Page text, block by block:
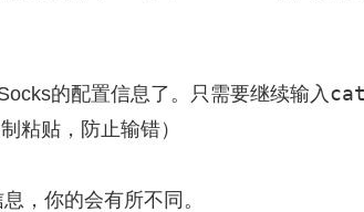
的配置信息了。只需要继续输入 cat
粘贴，防止输错）
，你的会有所不同。